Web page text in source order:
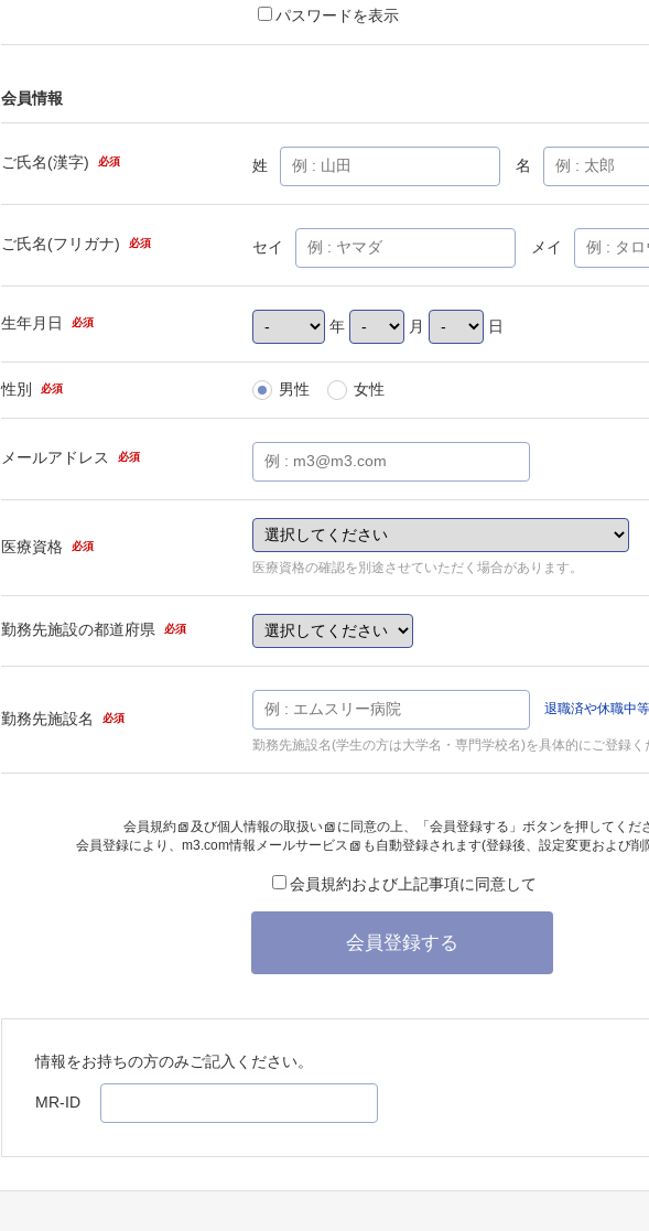
パスワードを表示
会員情報
ご氏名(漢字) 必須 姓 名
ご氏名(フリガナ) 必須 セイ メイ
生年月日 必須 年 月 日
性別 必須 男性 女性
メールアドレス 必須
医療資格 必須
医療資格の確認を別途させていただく場合があります。
勤務先施設の都道府県 必須
勤務先施設名 必須
退職済や休職中
勤務先施設名(学生の方は大学名・専門学校名)を具体的にご登録く
会員規約 及び個人情報の取扱い
に同意の上、「会員登録する」ボタンを押してくだ
会員登録により、 m3.com情報メールサービス も自動登録されます(登録後、設定変更および
会員規約および上記事項に同意して
会員登録する
情報をお持ちの方のみご記入ください。
MR-ID